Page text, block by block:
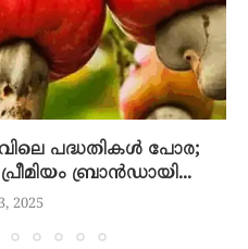
പദ്ധതികൾ പോര;
ബ്രാൻഡായി...
2025